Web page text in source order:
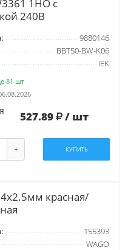
1НО с
240В
9880146
BBT50-BW-K06
IEK
81 шт
527.89 / шт
+ КУПИТЬ
красная/
155393
WAGO